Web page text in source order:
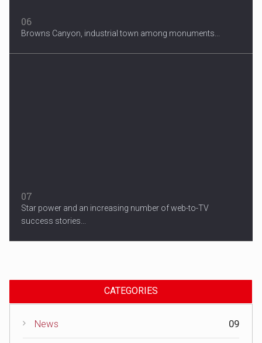
06
Browns Canyon, industrial town among monuments...
07
Star power and an increasing number of web-to-TV
success stories...
CATEGORIES
News 09